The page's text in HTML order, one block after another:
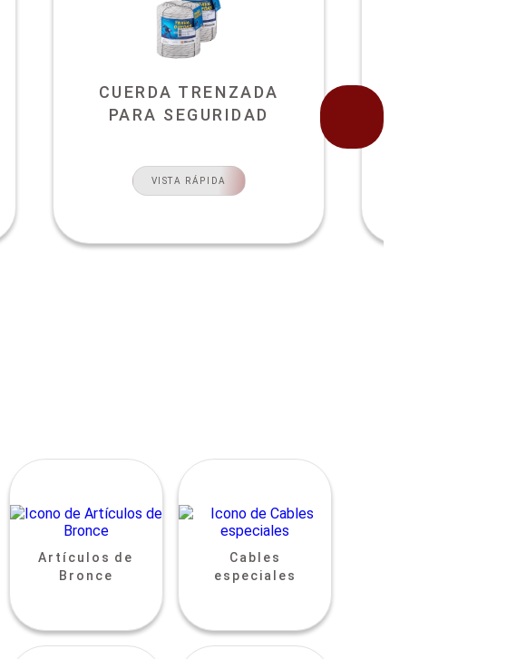
CUERDA TRENZADA
PARA SEGURIDAD
VISTA RÁPIDA
Artículos de
Bronce
Cables
especiales